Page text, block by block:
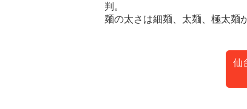
判。
麺の太さは細麺、太麺、極太麺
仙